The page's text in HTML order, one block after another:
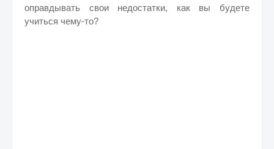
оправдывать свои недостатки, как вы будете
учиться чему-то?